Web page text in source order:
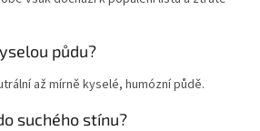
půdu?
až mírně kyselé, humózní půdě.
suchého stínu?